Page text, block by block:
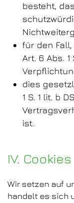
besteht,
für den
Art. 6 Abs.
dies
1 S. 1 lit. b
ist.
IV. Cookies
Wir setzen auf
handelt es sich